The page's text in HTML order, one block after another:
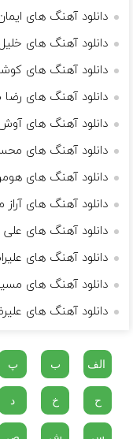
دانلود آهنگ های
دانلود آهنگ های
دانلود آهنگ های
دانلود آهنگ های رضا
دانلود آهنگ های
دانلود آهنگ های
دانلود آهنگ های
دانلود آهنگ های
دانلود آهنگ های علی
دانلود آهنگ های
دانلود آهنگ های
دانلود آهنگ های
الف ب پ
ح خ د
س ش ص